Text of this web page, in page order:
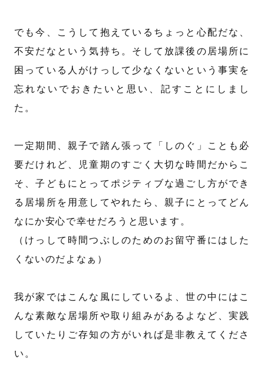
でも今、こうして抱えているちょっと心配だな、
不安だなという気持ち。そして放課後の居場所に
困っている人がけっして少なくないという事実を
忘れないでおきたいと思い、記すことにしまし
た。
一定期間、親子で踏ん張って「しのぐ」ことも必
要だけれど、児童期のすごく大切な時間だからこ
そ、子どもにとってポジティブな過ごし方ができ
る居場所を用意してやれたら、親子にとってどん
なにか安心で幸せだろうと思います。
（けっして時間つぶしのためのお留守番にはした
くないのだよなぁ）
我が家ではこんな風にしているよ、世の中にはこ
んな素敵な居場所や取り組みがあるよなど、実践
していたりご存知の方がいれば是非教えてくださ
い。